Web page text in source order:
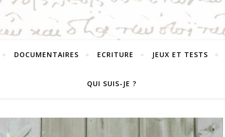
DOCUMENTAIRES ECRITURE JEUX ET TESTS
QUI SUIS-JE ?